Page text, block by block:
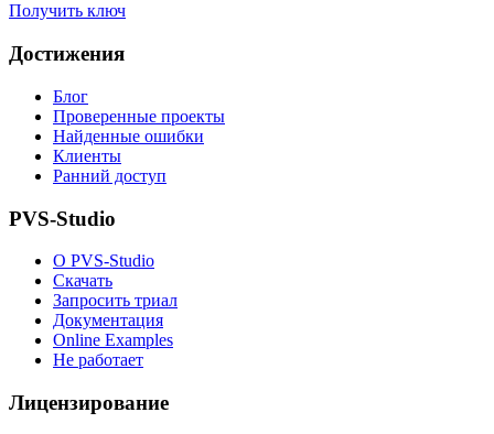
Получить ключ
Достижения
Блог
Проверенные проекты
Найденные ошибки
Клиенты
Ранний доступ
PVS-Studio
О PVS-Studio
Скачать
Запросить триал
Документация
Online Examples
Не работает
Лицензирование